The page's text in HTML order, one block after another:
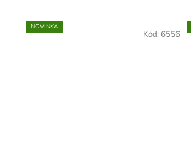
NOVINKA
Kód: 6556